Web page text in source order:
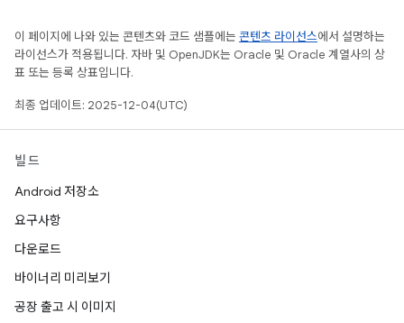
이 페이지에 나와 있는 콘텐츠와 코드 샘플에는 콘텐츠 라이선스에서 설명하는
라이선스가 적용됩니다. 자바 및 OpenJDK는 Oracle 및 Oracle 계열사의 상
표 또는 등록 상표입니다.
최종 업데이트: 2025-12-04(UTC)
빌드
Android 저장소
요구사항
다운로드
바이너리 미리보기
공장 출고 시 이미지